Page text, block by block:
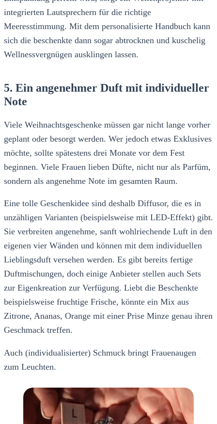
integrierten Lautsprechern für die richtige
Meeresstimmung. Mit dem personalisierte Handbuch kann
sich die beschenkte dann sogar abtrocknen und kuschelig
Wellnessvergnügen ausklingen lassen.
5. Ein angenehmer Duft mit individueller
Note
Viele Weihnachtsgeschenke müssen gar nicht lange vorher
geplant oder besorgt werden. Wer jedoch etwas Exklusives
möchte, sollte spätestens drei Monate vor dem Fest
beginnen. Viele Frauen lieben Düfte, nicht nur als Parfüm,
sondern als angenehme Note im gesamten Raum.
Eine tolle Geschenkidee sind deshalb Diffusor, die es in
unzähligen Varianten (beispielsweise mit LED-Effekt) gibt.
Sie verbreiten angenehme, sanft wohlriechende Luft in den
eigenen vier Wänden und können mit dem individuellen
Lieblingsduft versehen werden. Es gibt bereits fertige
Duftmischungen, doch einige Anbieter stellen auch Sets
zur Eigenkreation zur Verfügung. Liebt die Beschenkte
beispielsweise fruchtige Frische, könnte ein Mix aus
Zitrone, Ananas, Orange mit einer Prise Minze genau ihren
Geschmack treffen.
Auch (individualisierter) Schmuck bringt Frauenaugen
zum Leuchten.